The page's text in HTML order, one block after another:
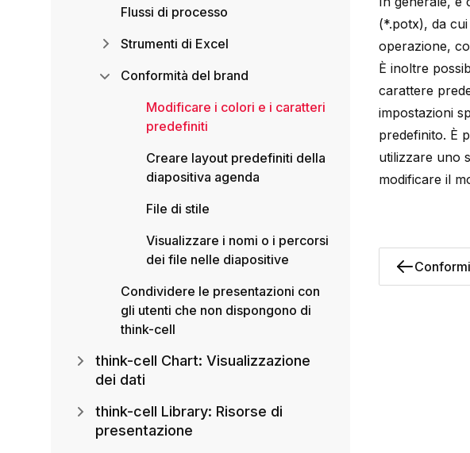
(*.potx), da
operazione,
È inoltre
carattere
impostazioni
predefinito. È
utilizzare uno
modificare il
Flussi di processo
Strumenti di Excel
Conformità del brand
Modificare i colori e i caratteri
predefiniti
Creare layout predefiniti della
diapositiva agenda
File di stile
Visualizzare i nomi o i percorsi
dei file nelle diapositive
Condividere le presentazioni con
gli utenti che non dispongono di
think-cell
think-cell Chart: Visualizzazione
dei dati
think-cell Library: Risorse di
presentazione